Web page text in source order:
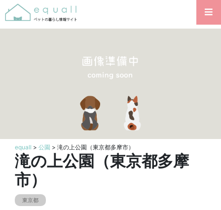
equall > 公園 > 滝の上公園（東京都多摩市）
滝の上公園（東京都多摩
市）
東京都